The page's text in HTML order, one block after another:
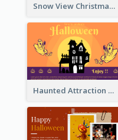
Snow View Christmas Card With Simple Design
Haunted Attraction Themed Halloween Card